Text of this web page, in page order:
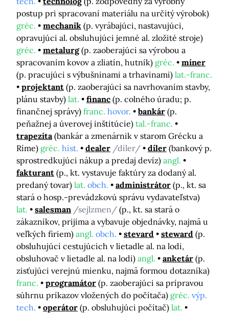
postup pri spracovaní materiálu na určitý výrobok)
gréc.
mechanik (p. vyrábajúci, nastavujúci,
opravujúci al. obsluhujúci jemné al. zložité stroje)
gréc.
metalurg (p. zaoberajúci sa výrobou a
spracovaním kovov a zliatín, hutník) gréc.
míner
(p. pracujúci s výbušninami a trhavinami) lat.-franc.
projektant (p. zaoberajúci sa navrhovaním stavby,
plánu stavby) lat. financ (p. colného úradu; p.
finančnej správy) franc. hovor. bankár (p.
peňažnej a úverovej inštitúcie) tal.-franc.
trapezita (bankár a zmenárnik v starom Grécku a
Ríme) gréc. hist. dealer /díler/ díler (bankový p.
sprostredkujúci nákup a predaj devíz) angl.
fakturant (p., kt. vystavuje faktúry za dodaný al.
predaný tovar) lat. obch. administrátor (p., kt. sa
stará o hosp.-prevádzkovú správu vydavateľstva)
lat.
salesman /sejlzmen/ (p., kt. sa stará o
zákazníkov, prijíma a vybavuje objednávky, najmä u
veľkých firiem) angl. obch. stevard steward (p.
obsluhujúci cestujúcich v lietadle al. na lodi,
obsluhovač v lietadle al. na lodi) angl. anketár (p.
zisťujúci verejnú mienku, najmä formou dotazníka)
franc.
programátor (p. zaoberajúci sa prípravou
súhrnu príkazov vložených do počítača) gréc. výp.
tech.
operátor (p. obsluhujúci počítač) lat.